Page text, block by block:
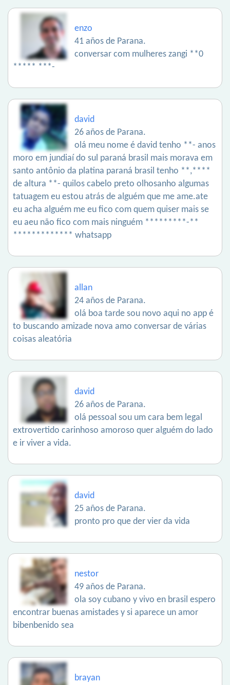
enzo
41 años de Parana.
conversar com mulheres zangi **0
***** ***-
david
26 años de Parana.
olá meu nome é david tenho **- anos
moro em jundiaí do sul paraná brasil mais morava em
santo antônio da platina paraná brasil tenho **,****
de altura **- quilos cabelo preto olhosanho algumas
tatuagem eu estou atrás de alguém que me ame.ate
eu acha alguém me eu fico com quem quiser mais se
eu aeu não fico com mais ninguém *********-**
************* whatsapp
allan
24 años de Parana.
olá boa tarde sou novo aqui no app é
to buscando amizade nova amo conversar de várias
coisas aleatória
david
26 años de Parana.
olá pessoal sou um cara bem legal
extrovertido carinhoso amoroso quer alguém do lado
e ir viver a vida.
david
25 años de Parana.
pronto pro que der vier da vida
nestor
49 años de Parana.
ola soy cubano y vivo en brasil espero
encontrar buenas amistades y si aparece un amor
bibenbenido sea
brayan